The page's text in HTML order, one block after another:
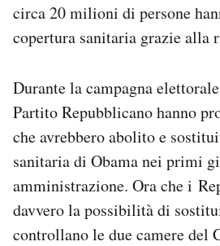
circa 20 milioni di persone
copertura sanitaria grazie alla
Durante la campagna
Partito Repubblicano hanno
che avrebbero abolito e
sanitaria di Obama nei primi
amministrazione. Ora che i
davvero la possibilità di
controllano le due camere del